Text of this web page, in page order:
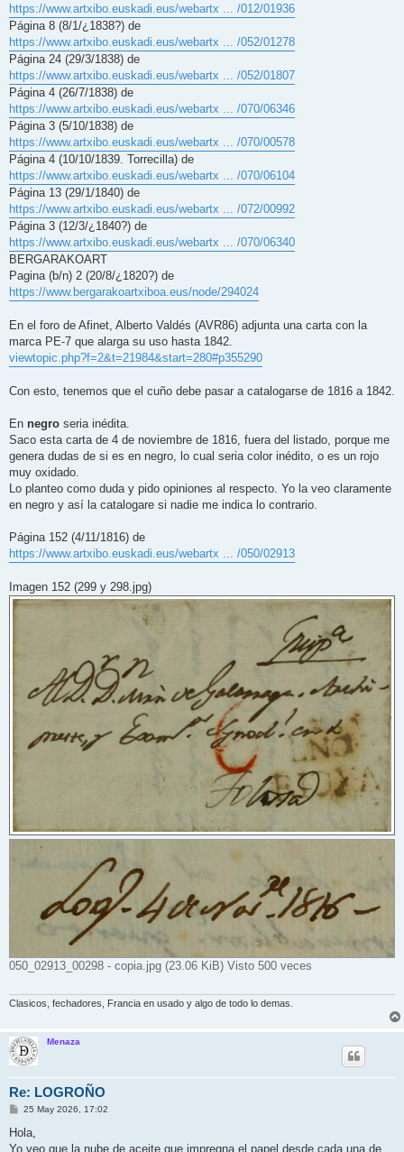
https://www.artxibo.euskadi.eus/webartx ... /012/01936
Página 8 (8/1/¿1838?) de
https://www.artxibo.euskadi.eus/webartx ... /052/01278
Página 24 (29/3/1838) de
https://www.artxibo.euskadi.eus/webartx ... /052/01807
Página 4 (26/7/1838) de
https://www.artxibo.euskadi.eus/webartx ... /070/06346
Página 3 (5/10/1838) de
https://www.artxibo.euskadi.eus/webartx ... /070/00578
Página 4 (10/10/1839. Torrecilla) de
https://www.artxibo.euskadi.eus/webartx ... /070/06104
Página 13 (29/1/1840) de
https://www.artxibo.euskadi.eus/webartx ... /072/00992
Página 3 (12/3/¿1840?) de
https://www.artxibo.euskadi.eus/webartx ... /070/06340
BERGARAKOART
Pagina (b/n) 2 (20/8/¿1820?) de
https://www.bergarakoartxiboa.eus/node/294024
En el foro de Afinet, Alberto Valdés (AVR86) adjunta una carta con la
marca PE-7 que alarga su uso hasta 1842.
viewtopic.php?f=2&t=21984&start=280#p355290
Con esto, tenemos que el cuño debe pasar a catalogarse de 1816 a 1842.
En negro seria inédita.
Saco esta carta de 4 de noviembre de 1816, fuera del listado, porque me
genera dudas de si es en negro, lo cual seria color inédito, o es un rojo
muy oxidado.
Lo planteo como duda y pido opiniones al respecto. Yo la veo claramente
en negro y así la catalogare si nadie me indica lo contrario.
Página 152 (4/11/1816) de
https://www.artxibo.euskadi.eus/webartx ... /050/02913
Imagen 152 (299 y 298.jpg)
050_02913_00298 - copia.jpg (23.06 KiB) Visto 500 veces
Clasicos, fechadores, Francia en usado y algo de todo lo demas.
Menaza
Re: LOGROÑO
M
n
25 May 2026, 17:02
Hola,
Yo veo que la nube de aceite que impregna el papel desde cada una de